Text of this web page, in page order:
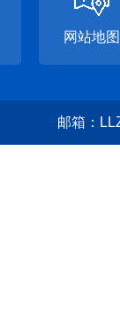
网站地图
邮箱：